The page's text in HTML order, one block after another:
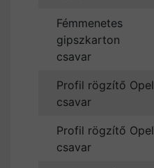
Fémmenetes
gipszkarton
csavar
Profil rögzítő Opel
csavar
Profil rögzítő Opel
csavar